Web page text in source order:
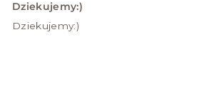
Dziekujemy:)
Dziekujemy:)